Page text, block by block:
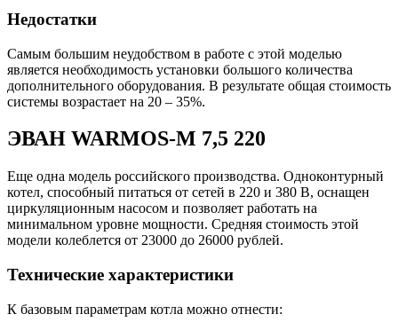
Недостатки
Самым большим неудобством в работе с этой моделью
является необходимость установки большого количества
дополнительного оборудования. В результате общая стоимость
системы возрастает на 20 – 35%.
ЭВАН WARMOS-M 7,5 220
Еще одна модель российского производства. Одноконтурный
котел, способный питаться от сетей в 220 и 380 В, оснащен
циркуляционным насосом и позволяет работать на
минимальном уровне мощности. Средняя стоимость этой
модели колеблется от 23000 до 26000 рублей.
Технические характеристики
К базовым параметрам котла можно отнести: